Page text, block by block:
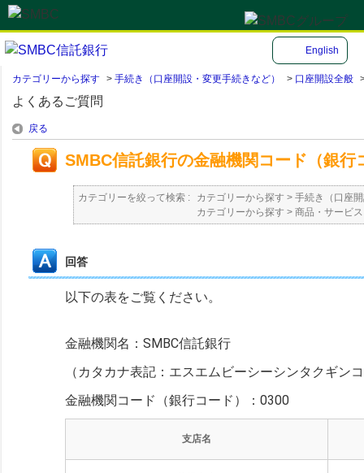
English
カテゴリーから探す > 手続き（口座開設・変更手続きなど） > 口座開設全般
よくあるご質問
戻る
SMBC信託銀行の金融機関コード（銀
カテゴリーを絞って検索 : カテゴリーから探す > 手続き（口座
カテゴリーから探す > 商品・サービス
回答
以下の表をご覧ください。
金融機関名：SMBC信託銀行
（カタカナ表記：エスエムビーシーシンタクギン
金融機関コード（銀行コード）：0300
支店名